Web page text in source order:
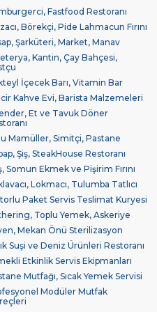
Fastfood Restoranı
Börekçi, Pide Lahmacun Fırını
Şarküteri, Market, Manav
Kantin, Çay Bahçesi,
İçecek Barı, Vitamin Bar
Kahve Evi, Barista Malzemeleri
Et ve Tavuk Döner
Mamüller, Simitçi, Pastane
Şiş, SteakHouse Restoranı
Somun Ekmek ve Pişirim Fırını
Lokmacı, Tulumba Tatlıcı
Paket Servis Teslimat Kuryesi
Toplu Yemek, Askeriye
Mekan Önü Sterilizasyon
Suşi ve Deniz Ürünleri Restoranı
Etkinlik Servis Ekipmanları
Mutfağı, Sıcak Yemek Servisi
Modüler Mutfak